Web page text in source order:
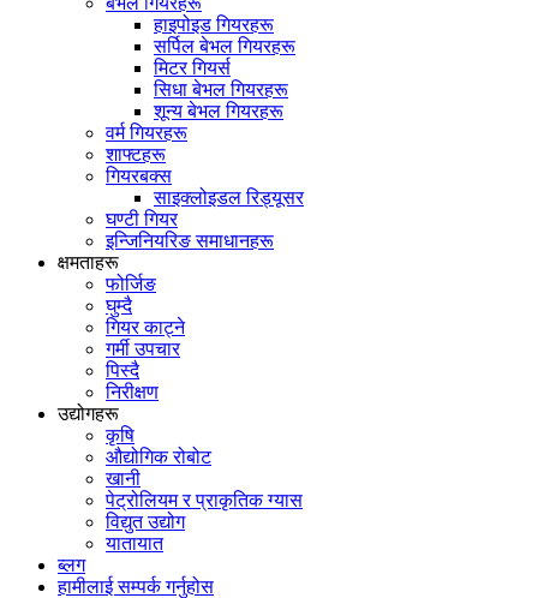
हाइपोइड गियरहरू
सर्पिल बेभल गियरहरू
मिटर गियर्स
सिधा बेभल गियरहरू
शून्य बेभल गियरहरू
वर्म गियरहरू
शाफ्टहरू
गियरबक्स
साइक्लोइडल रिड्यूसर
घण्टी गियर
इन्जिनियरिङ समाधानहरू
क्षमताहरू
फोर्जिङ
घुम्दै
गियर काट्ने
गर्मी उपचार
पिस्दै
निरीक्षण
उद्योगहरू
कृषि
औद्योगिक रोबोट
खानी
पेट्रोलियम र प्राकृतिक ग्यास
विद्युत उद्योग
यातायात
ब्लग
हामीलाई सम्पर्क गर्नुहोस